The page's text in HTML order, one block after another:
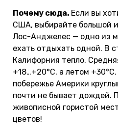
Почему сюда. Если вы
США, выбирайте большой
Лос-Анджелес — одно из
ехать отдыхать одной. В
Калифорния тепло.
+18…+20°С, а летом
побережье Америки
почти не бывает дождей.
живописной гористой
цветов!